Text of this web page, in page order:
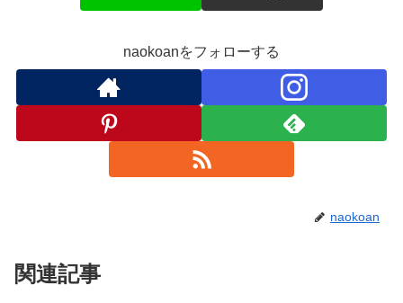
naokoanをフォローする
naokoan
関連記事